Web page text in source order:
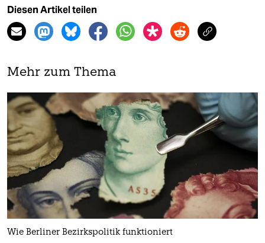
Diesen Artikel teilen
Mehr zum Thema
Wie Berliner Bezirkspolitik funktioniert